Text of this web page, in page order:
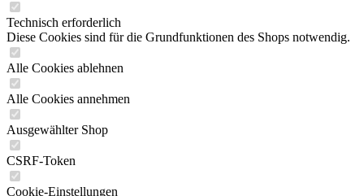
Technisch erforderlich
Diese Cookies sind für die Grundfunktionen des Shops notwendig.
Alle Cookies ablehnen
Alle Cookies annehmen
Ausgewählter Shop
CSRF-Token
Cookie-Einstellungen